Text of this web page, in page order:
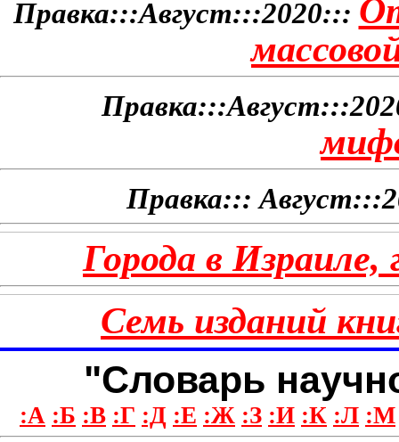
Правка:::Август:::2020:::
Правка:::
Города в
Семь изданий
"Словарь
:А :Б :В :Г :Д :Е :Ж :З :И :К :Л :М